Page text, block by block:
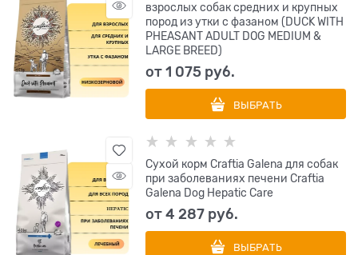
взрослых собак средних и крупных
пород из утки с фазаном (DUCK WITH
PHEASANT ADULT DOG MEDIUM &
LARGE BREED)
от1 075 руб.
ВЫБРАТЬ
Сухой корм Craftia Galena для собак
при заболеваниях печени Craftia
Galena Dog Hepatic Care
от4 287 руб.
ВЫБРАТЬ